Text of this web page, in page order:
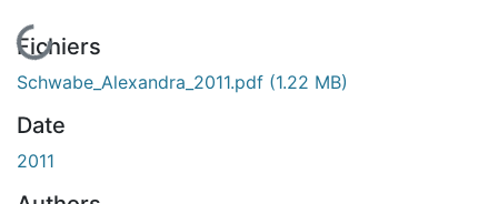
En cours de chargement...
Fichiers
Schwabe_Alexandra_2011.pdf (1.22 MB)
Date
2011